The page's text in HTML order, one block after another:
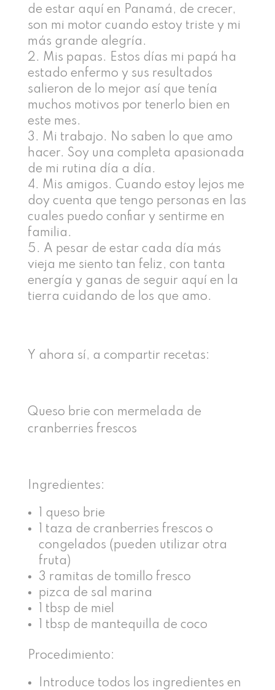
de estar aquí en Panamá, de crecer,
son mi motor cuando estoy triste y mi
más grande alegría.
Mis papas. Estos días mi papá ha
estado enfermo y sus resultados
salieron de lo mejor así que tenía
muchos motivos por tenerlo bien en
este mes.
Mi trabajo. No saben lo que amo
hacer. Soy una completa apasionada
de mi rutina día a día.
Mis amigos. Cuando estoy lejos me
doy cuenta que tengo personas en las
cuales puedo confiar y sentirme en
familia.
A pesar de estar cada día más
vieja me siento tan feliz, con tanta
energía y ganas de seguir aquí en la
tierra cuidando de los que amo.
Y ahora sí, a compartir recetas:
Queso brie con mermelada de
cranberries frescos
Ingredientes:
1 queso brie
1 taza de cranberries frescos o
congelados (pueden utilizar otra
fruta)
3 ramitas de tomillo fresco
pizca de sal marina
1 tbsp de miel
1 tbsp de mantequilla de coco
Procedimiento:
Introduce todos los ingredientes en